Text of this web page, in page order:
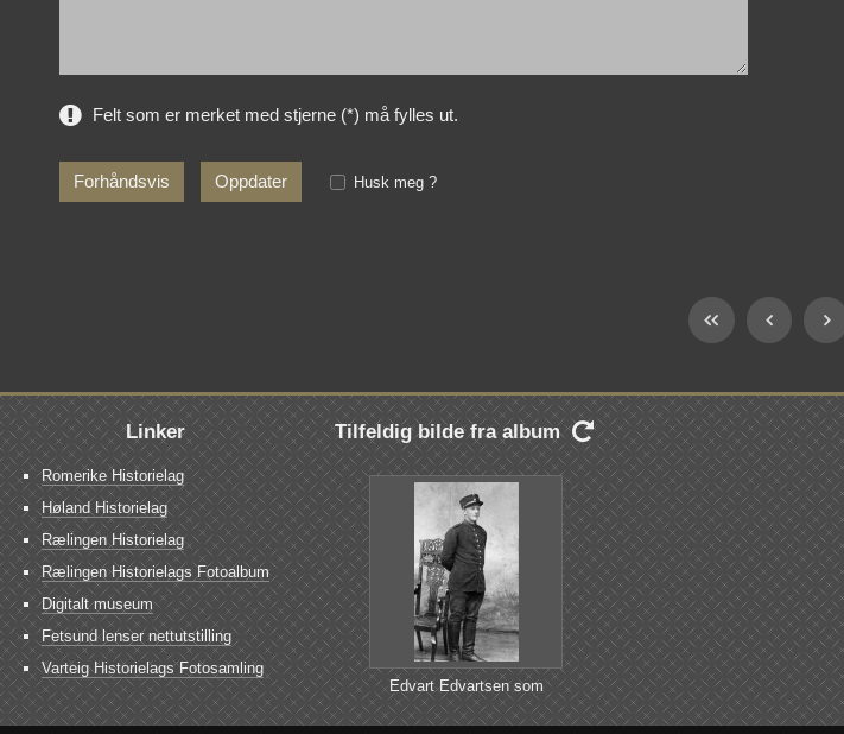
Felt som er merket med stjerne (*) må fylles ut.
Husk meg ?
Linker
Romerike Historielag
Høland Historielag
Rælingen Historielag
Rælingen Historielags Fotoalbum
Digitalt museum
Fetsund lenser nettutstilling
Varteig Historielags Fotosamling
Tilfeldig bilde fra album 
Edvart Edvartsen som
soldat på Gardermoen